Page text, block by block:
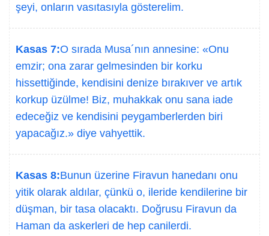
şeyi, onların vasıtasıyla gösterelim.
Kasas 7:O sırada Musa´nın annesine: «Onu
emzir; ona zarar gelmesinden bir korku
hissettiğinde, kendisini denize bırakıver ve artık
korkup üzülme! Biz, muhakkak onu sana iade
edeceğiz ve kendisini peygamberlerden biri
yapacağız.» diye vahyettik.
Kasas 8:Bunun üzerine Firavun hanedanı onu
yitik olarak aldılar, çünkü o, ileride kendilerine bir
düşman, bir tasa olacaktı. Doğrusu Firavun da
Haman da askerleri de hep canilerdi.